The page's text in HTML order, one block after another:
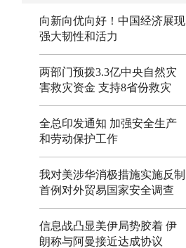
向新向优向好！中国经济展现
强大韧性和活力
两部门预拨3.3亿中央自然灾
害救灾资金 支持8省份救灾
全总印发通知 加强安全生产
和劳动保护工作
我对美涉华消极措施实施反制
首例对外贸易国家安全调查
信息战凸显美伊局势胶着 伊
朗称与阿曼接近达成协议